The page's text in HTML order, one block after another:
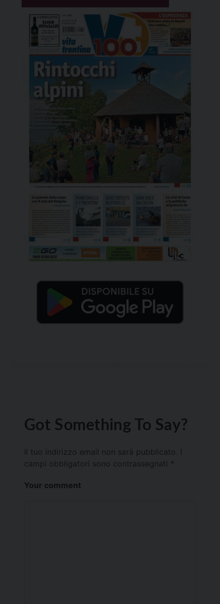
Got Something To Say?
Il tuo indirizzo email non sarà pubblicato.
campi obbligatori sono contrassegnati *
Your comment